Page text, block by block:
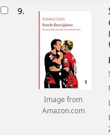
9.
Image from
Amazon.com